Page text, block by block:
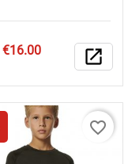
Price
€16.00 open_in_new
favorite_border